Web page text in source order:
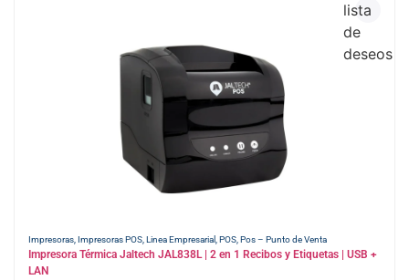
Impresoras Impresoras POS Linea Empresarial POS Pos – Punto de Venta
Impresora Térmica Jaltech JAL838L | 2 en 1 Recibos y Etiquetas | USB +
LAN
lista
de
deseos